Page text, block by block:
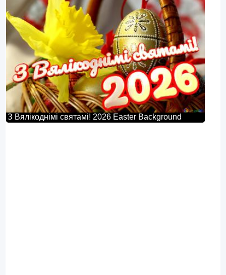
З Вялікоднімі святамі! 2026 Easter Background